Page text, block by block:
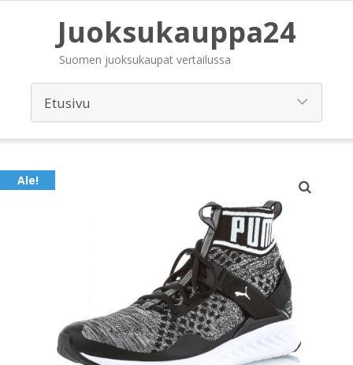
Juoksukauppa24
Suomen juoksukaupat vertailussa
Ale!